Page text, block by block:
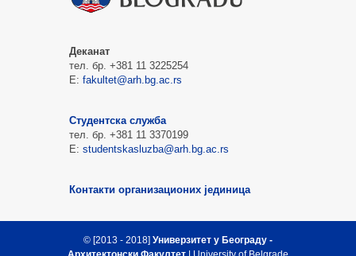
Деканат
тел. бр. +381 11 3225254
Е: fakultet@arh.bg.ac.rs
Студентска служба
тел. бр. +381 11 3370199
Е: studentskasluzba@arh.bg.ac.rs
Контакти организационих јединица
© [2013 - 2018] Универзитет у Београду -